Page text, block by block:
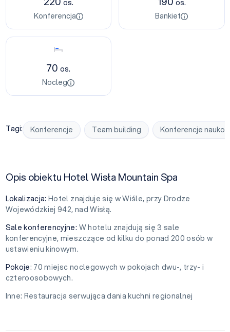
os.
Konferencja
os.
Bankiet
Nocleg
70os.
Nocleg
Tagi: Konferencje Team building Konferencje
Opis obiektu Hotel Wisła Mountain Spa
Lokalizacja:Hotel znajduje się w Wiśle, przy Drodze
Wojewódzkiej 942, nad Wisłą.
Sale konferencyjne: W hotelu znajdują się 3 sale
konferencyjne, mieszczące od kilku do ponad 200 osób w
ustawieniu kinowym.
Pokoje: 70 miejsc noclegowych w pokojach dwu-, trzy- i
czteroosobowych.
Inne: Restauracja serwująca dania kuchni regionalnej